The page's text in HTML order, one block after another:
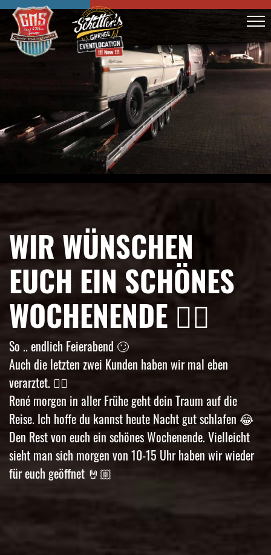
WIR WÜNSCHEN
EUCH EIN SCHÖNES
WOCHENENDE 👌🏼
So .. endlich Feierabend 🙄
Auch die letzten zwei Kunden haben wir mal eben
verarztet. 👌🏼
René morgen in aller Frühe geht dein Traum auf die
Reise. Ich hoffe du kannst heute Nacht gut schlafen 😂
Den Rest von euch ein schönes Wochenende. Vielleicht
sieht man sich morgen von 10-15 Uhr haben wir wieder
für euch geöffnet 🤘🏼